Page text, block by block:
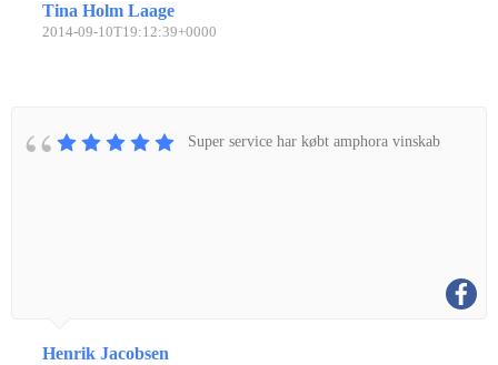
Tina Holm Laage
2014-09-10T19:12:39+0000
Super service har købt amphora vinskab
Henrik Jacobsen